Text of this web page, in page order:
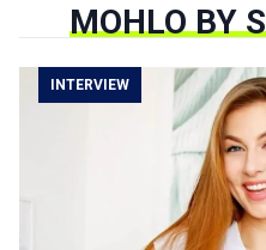
MOHLO BY
INTERVIEW